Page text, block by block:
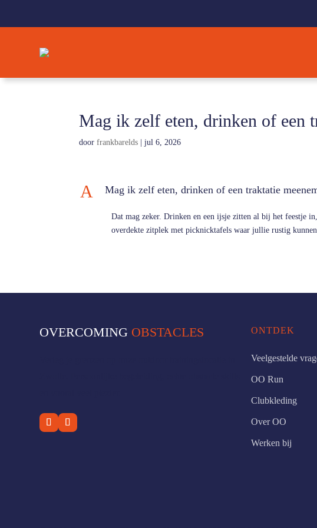
Mag ik zelf eten, drinken of een
doorfrankbarelds |jul 6, 2026
A Mag ik zelf eten, drinken of een traktatie
Dat mag zeker. Drinken en een ijsje zitten al bij het feestje
overdekte zitplek met picknicktafels waar jullie rustig
OVERCOMING OBSTACLES ONTDEK
Veelgestelde
OO Run
Clubkleding
Over OO
Werken bij